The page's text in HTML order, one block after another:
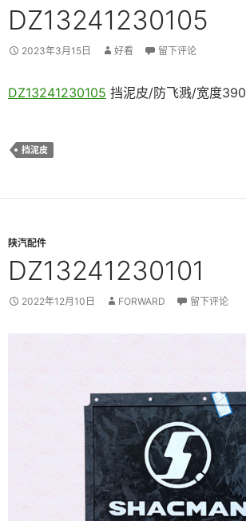
DZ13241230105
2023年3月15日 好看 留下评论
DZ13241230105 挡泥皮/防飞溅/宽度390
挡泥皮
陕汽配件
DZ13241230101
2022年12月10日 FORWARD 留下评论